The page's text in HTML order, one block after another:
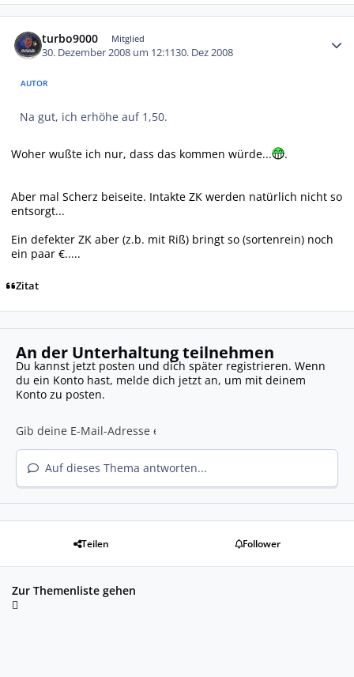
turbo9000 Mitglied
30. Dezember 2008 um 12:1130. Dez 2008
AUTOR
Na gut, ich erhöhe auf 1,50.
Woher wußte ich nur, dass das kommen würde... .
Aber mal Scherz beiseite. Intakte ZK werden natürlich nicht so
entsorgt...
Ein defekter ZK aber (z.b. mit Riß) bringt so (sortenrein) noch
ein paar €.....
Zitat
An der Unterhaltung teilnehmen
Du kannst jetzt posten und dich später registrieren. Wenn
du ein Konto hast, melde dich jetzt an, um mit deinem
Konto zu posten.
Auf dieses Thema antworten...
Teilen Follower
Zur Themenliste gehen